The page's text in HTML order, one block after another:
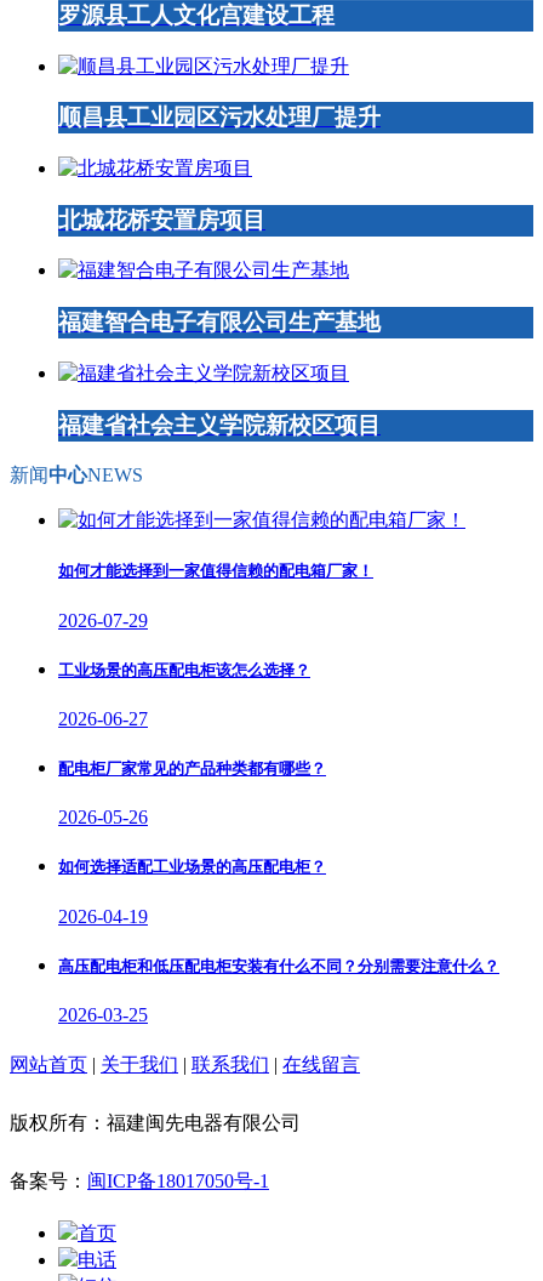
罗源县工人文化宫建设工程
顺昌县工业园区污水处理厂提升
北城花桥安置房项目
福建智合电子有限公司生产基地
福建省社会主义学院新校区项目
新闻中心NEWS
如何才能选择到一家值得信赖的配电箱厂家！
2026-07-29
工业场景的高压配电柜该怎么选择？
2026-06-27
配电柜厂家常见的产品种类都有哪些？
2026-05-26
如何选择适配工业场景的高压配电柜？
2026-04-19
高压配电柜和低压配电柜安装有什么不同？分别需要注意什么？
2026-03-25
网站首页 | 关于我们 | 联系我们 | 在线留言
版权所有：福建闽先电器有限公司
备案号： 闽ICP备18017050号-1
首页
电话